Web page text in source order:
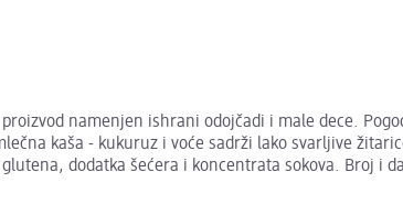
proizvod namenjen ishrani odojčadi i male dece.
kaša - kukuruz i voće sadrži lako svarljive
dodatka šećera i koncentrata sokova. Broj i